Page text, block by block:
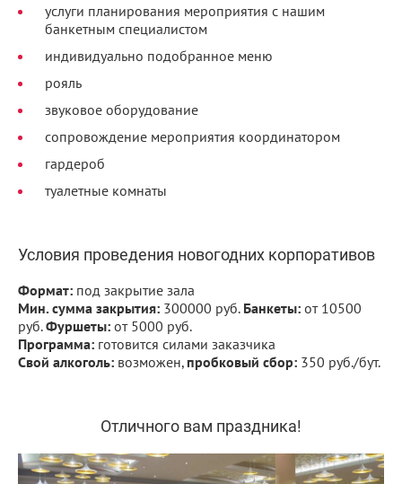
услуги планирования мероприятия с нашим
банкетным специалистом
индивидуально подобранное меню
рояль
звуковое оборудование
сопровождение мероприятия координатором
гардероб
туалетные комнаты
Условия проведения новогодних корпоративов
Формат: под закрытие зала
Мин. сумма закрытия: 300000 руб. Банкеты: от 10500
руб.Фуршеты: от 5000 руб.
Программа: готовится силами заказчика
Свой алкоголь: возможен, пробковый сбор: 350 руб./бут.
Отличного вам праздника!